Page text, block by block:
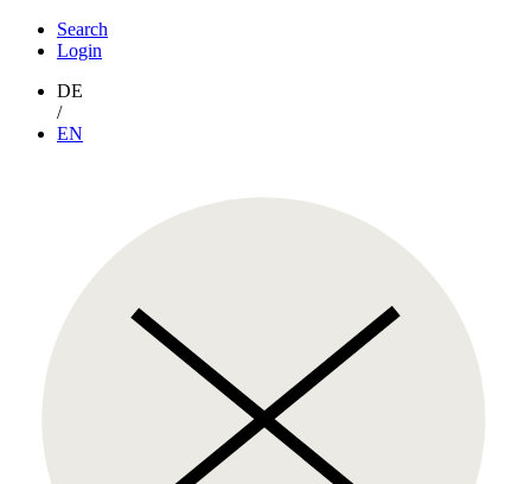
Search
Login
DE
/
EN